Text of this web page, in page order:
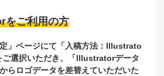
ご利用の方
定」ページにて「入稿方法：Illustrato
ご選択いただき、「Illustratorデータ
らロゴデータを差替えていただいた